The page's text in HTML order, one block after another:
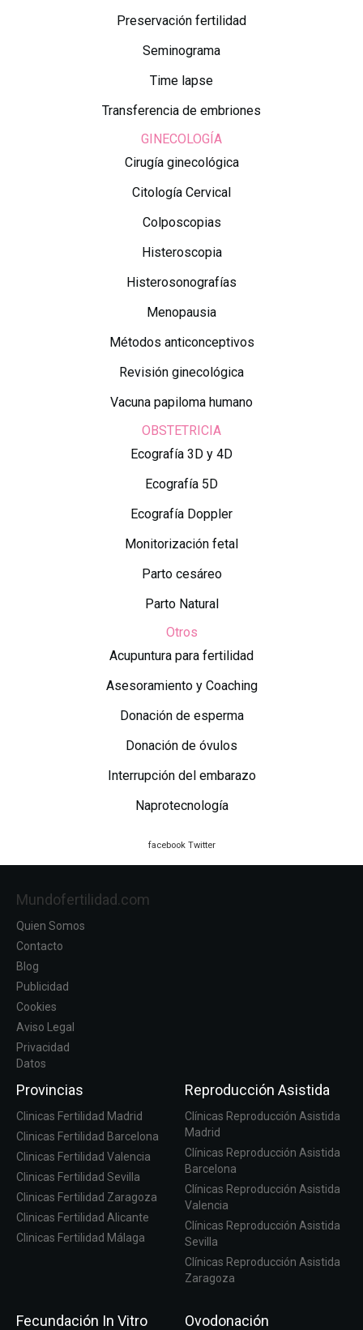
Preservación fertilidad
Seminograma
Time lapse
Transferencia de embriones
GINECOLOGÍA
Cirugía ginecológica
Citología Cervical
Colposcopias
Histeroscopia
Histerosonografías
Menopausia
Métodos anticonceptivos
Revisión ginecológica
Vacuna papiloma humano
OBSTETRICIA
Ecografía 3D y 4D
Ecografía 5D
Ecografía Doppler
Monitorización fetal
Parto cesáreo
Parto Natural
Otros
Acupuntura para fertilidad
Asesoramiento y Coaching
Donación de esperma
Donación de óvulos
Interrupción del embarazo
Naprotecnología
facebook Twitter
Mundofertilidad.com
Quien Somos
Contacto
Blog
Publicidad
Cookies
Aviso Legal
Privacidad
Datos
Provincias
Clinicas Fertilidad Madrid
Clinicas Fertilidad Barcelona
Clinicas Fertilidad Valencia
Clinicas Fertilidad Sevilla
Clinicas Fertilidad Zaragoza
Clinicas Fertilidad Alicante
Clinicas Fertilidad Málaga
Reproducción Asistida
Clínicas Reproducción Asistida
Madrid
Clínicas Reproducción Asistida
Barcelona
Clínicas Reproducción Asistida
Valencia
Clínicas Reproducción Asistida
Sevilla
Clínicas Reproducción Asistida
Zaragoza
Fecundación In Vitro Ovodonación